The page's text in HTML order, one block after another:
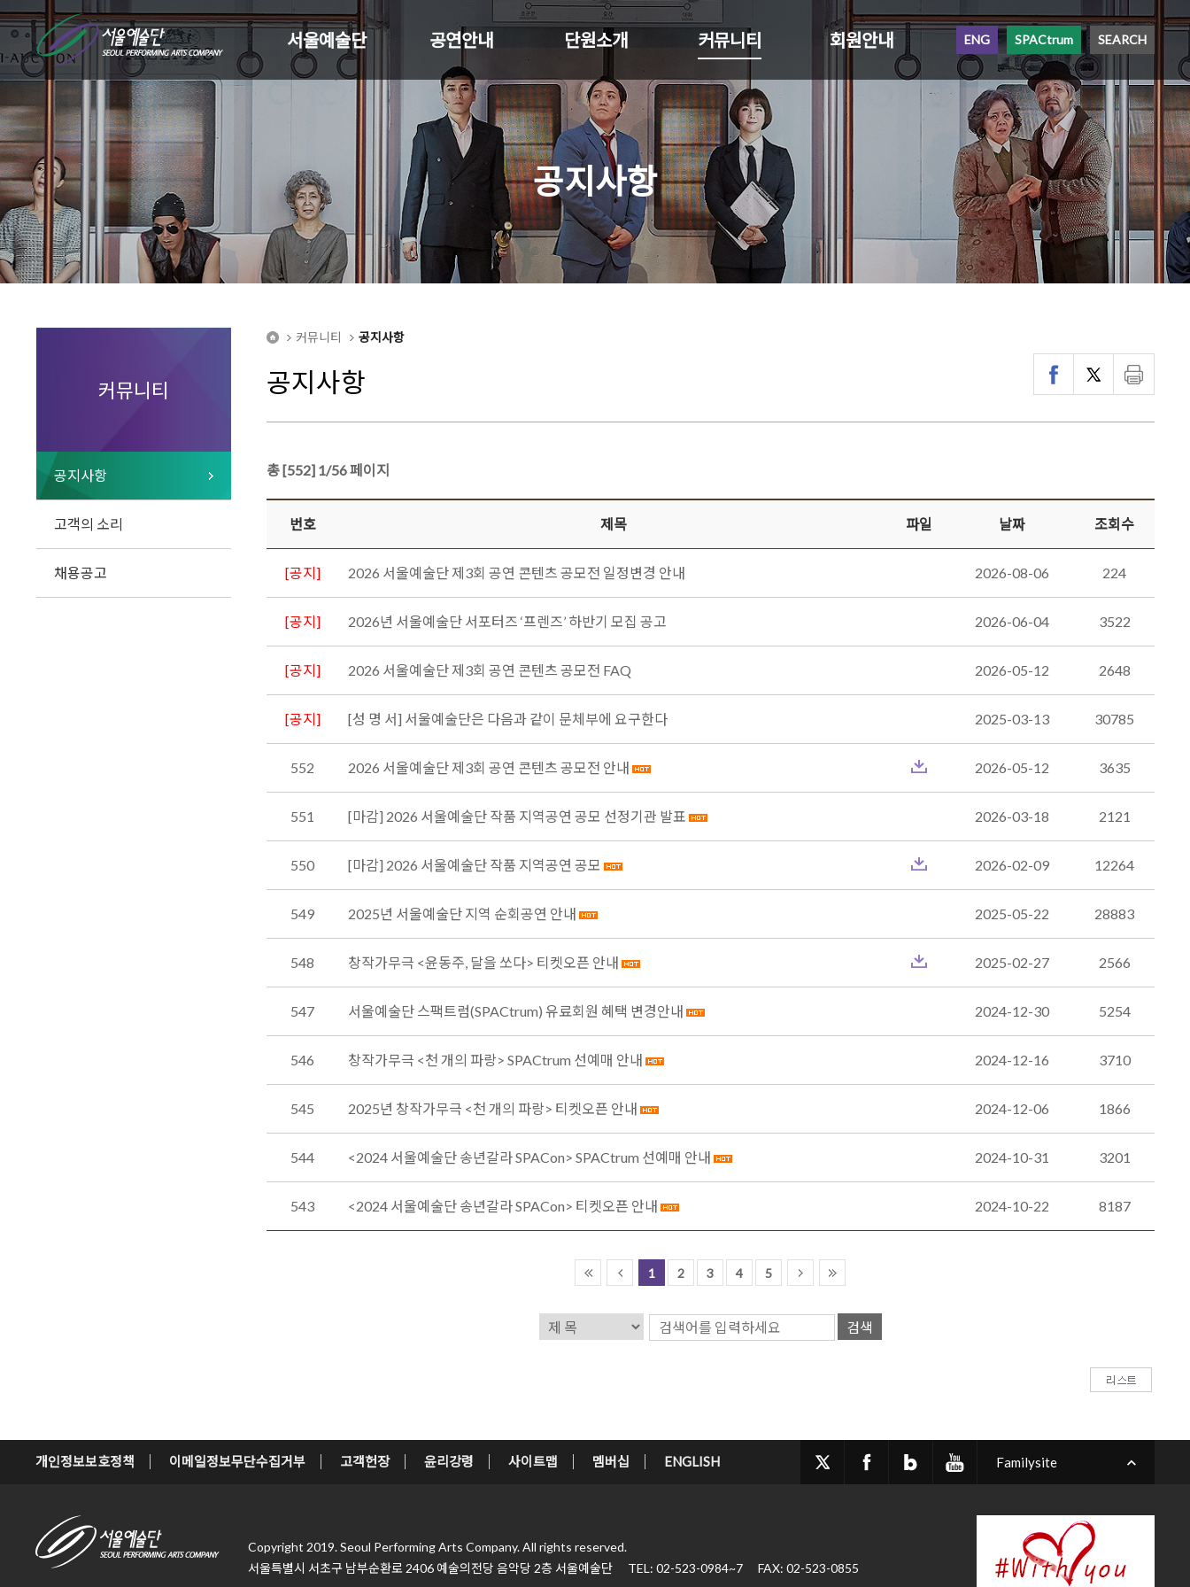
서울예술단 공연안내 단원소개 커뮤니티 회원안내 ` ENG SPACtrum SEARCH
공지사항
커뮤니티
공지사항
고객의 소리
채용공고
커뮤니티 공지사항
공지사항
총 [552] 1/56 페이지
번호 제목 파일 날짜 조회수
[공지] 2026 서울예술단 제3회 공연 콘텐츠 공모전 일정변경 안내 2026-08-06 224
[공지] 2026년 서울예술단 서포터즈 ‘프렌즈’ 하반기 모집 공고 2026-06-04 3522
[공지] 2026 서울예술단 제3회 공연 콘텐츠 공모전 FAQ 2026-05-12 2648
[공지] [성 명 서] 서울예술단은 다음과 같이 문체부에 요구한다 2025-03-13 30785
552 2026 서울예술단 제3회 공연 콘텐츠 공모전 안내 2026-05-12 3635
551 [마감] 2026 서울예술단 작품 지역공연 공모 선정기관 발표 2026-03-18 2121
550 [마감] 2026 서울예술단 작품 지역공연 공모 2026-02-09 12264
549 2025년 서울예술단 지역 순회공연 안내 2025-05-22 28883
548 창작가무극 <윤동주, 달을 쏘다> 티켓오픈 안내 2025-02-27 2566
547 서울예술단 스팩트럼(SPACtrum) 유료회원 혜택 변경안내 2024-12-30 5254
546 창작가무극 <천 개의 파랑> SPACtrum 선예매 안내 2024-12-16 3710
545 2025년 창작가무극 <천 개의 파랑> 티켓오픈 안내 2024-12-06 1866
544 <2024 서울예술단 송년갈라 SPACon> SPACtrum 선예매 안내 2024-10-31 3201
543 <2024 서울예술단 송년갈라 SPACon> 티켓오픈 안내 2024-10-22 8187
1 2 3 4 5
검색
개인정보보호정책 이메일정보무단수집거부 고객헌장 윤리강령 사이트맵 멤버십 ENGLISH Familysite
Copyright 2019. Seoul Performing Arts Company.All rights reserved.
서울특별시 서초구 남부순환로 2406 예술의전당 음악당 2층 서울예술단 TEL: 02-523-0984~7 FAX: 02-523-0855